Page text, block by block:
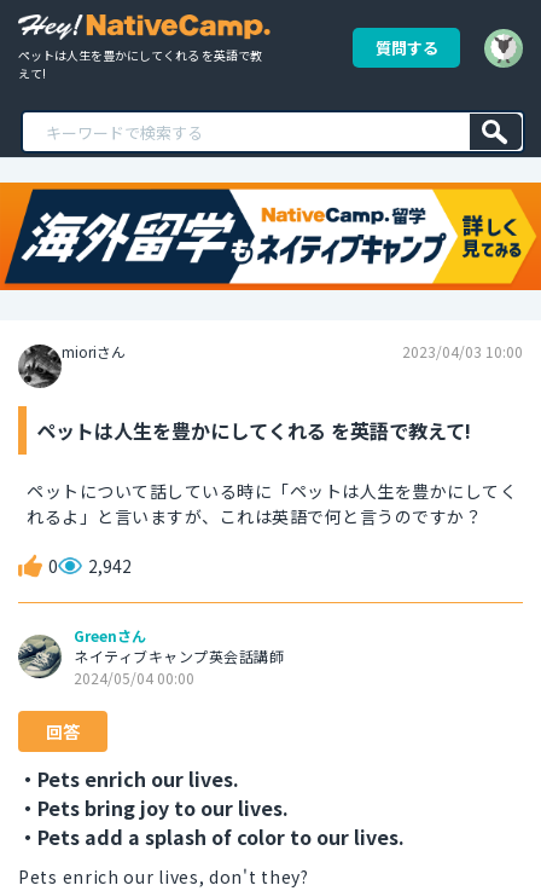
ペットは人生を豊かにしてくれる を英語で教
えて!
質問する
mioriさん 2023/04/03 10:00
ペットは人生を豊かにしてくれる を英語で教えて!
ペットについて話している時に「ペットは人生を豊かにしてく
れるよ」と言いますが、これは英語で何と言うのですか？
0 2,942
Greenさん
ネイティブキャンプ英会話講師
2024/05/04 00:00
回答
・Pets enrich our lives.
・Pets bring joy to our lives.
・Pets add a splash of color to our lives.
Pets enrich our lives, don't they?